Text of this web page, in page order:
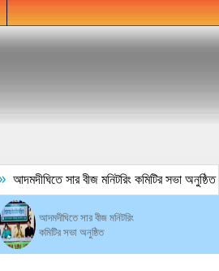
আদমদীঘিতে সার বীজ মনিটরিং কমিটির সভা অনুষ্ঠিত
আদমদীঘিতে সার বীজ মনিটরিং
কমিটির সভা অনুষ্ঠিত